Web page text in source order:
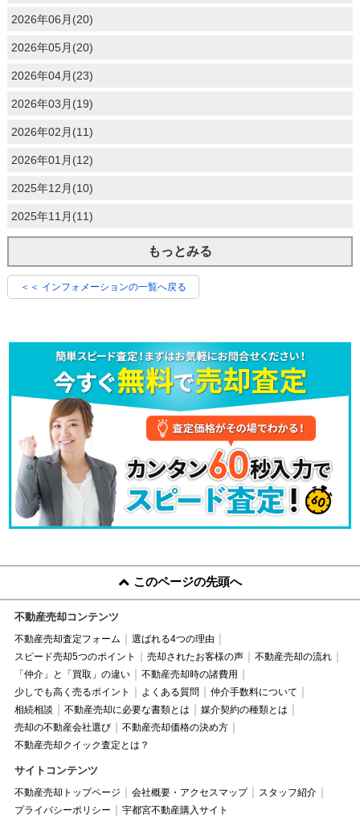
2026年06月(20)
2026年05月(20)
2026年04月(23)
2026年03月(19)
2026年02月(11)
2026年01月(12)
2025年12月(10)
2025年11月(11)
もっとみる
＜＜ インフォメーションの一覧へ戻る
このページの先頭へ
不動産売却コンテンツ
不動産売却査定フォーム
選ばれる4つの理由
スピード売却5つのポイント
売却されたお客様の声
不動産売却の流れ
「仲介」と「買取」の違い
不動産売却時の諸費用
少しでも高く売るポイント
よくある質問
仲介手数料について
相続相談
不動産売却に必要な書類とは
媒介契約の種類とは
売却の不動産会社選び
不動産売却価格の決め方
不動産売却クイック査定とは？
サイトコンテンツ
不動産売却トップページ 会社概要・アクセスマップ
スタッフ紹介
プライバシーポリシー
宇都宮不動産購入サイト